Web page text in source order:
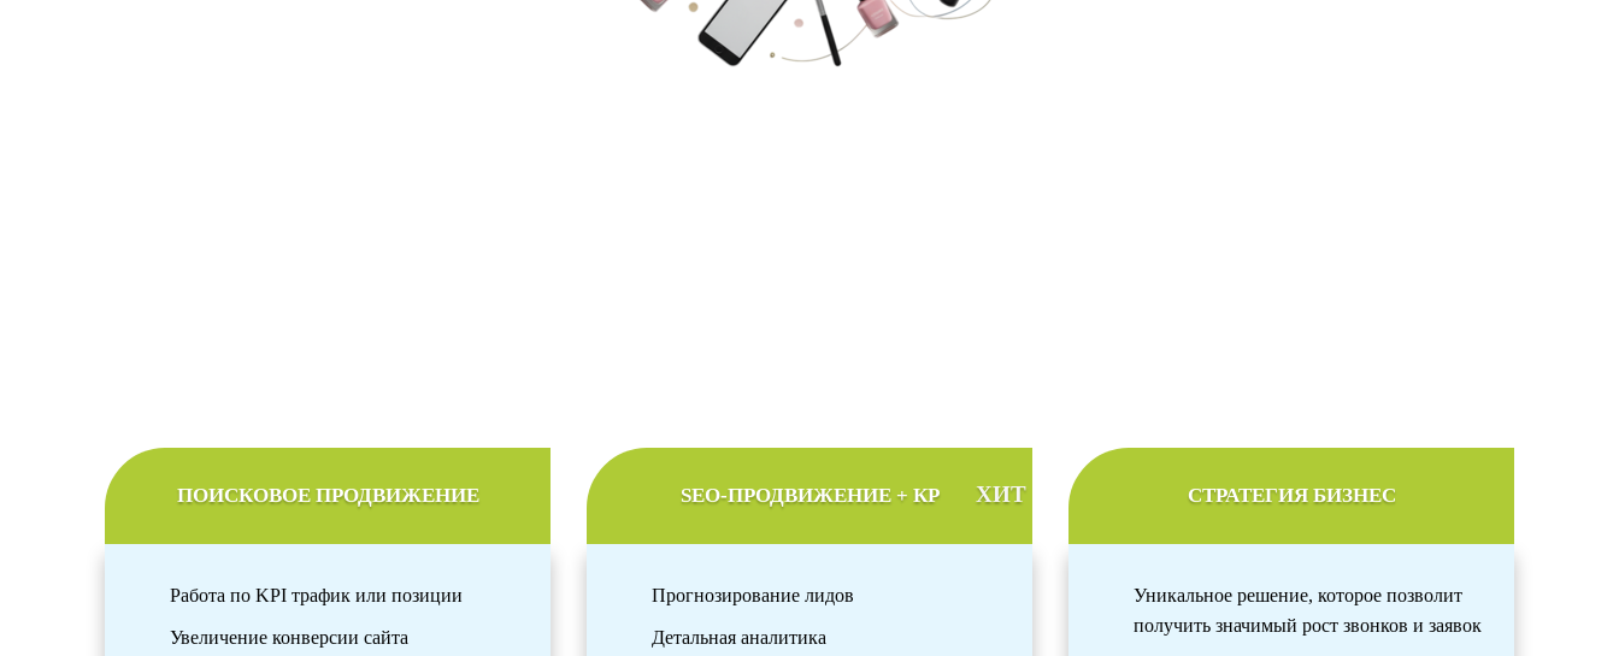
ПОИСКОВОЕ ПРОДВИЖЕНИЕ
Работа по KPI трафик или позиции
Увеличение конверсии сайта
SEO-ПРОДВИЖЕНИЕ + КР ХИТ
Прогнозирование лидов
Детальная аналитика
СТРАТЕГИЯ БИЗНЕС
Уникальное решение, которое позволит
получить значимый рост звонков и заявок